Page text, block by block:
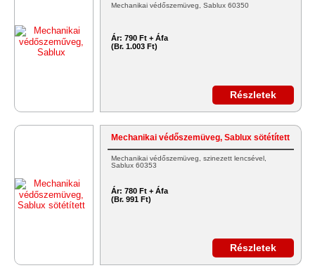
Mechanikai védőszemüveg, Sablux 60350
Ár: 790 Ft + Áfa
(Br. 1.003 Ft)
Részletek
Mechanikai védőszemüveg, Sablux sötétített
Mechanikai védőszemüveg, szinezett lencsével,
Sablux 60353
Ár: 780 Ft + Áfa
(Br. 991 Ft)
Részletek